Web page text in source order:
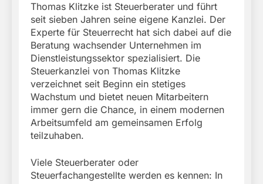
Thomas Klitzke ist Steuerberater und führt
seit sieben Jahren seine eigene Kanzlei. Der
Experte für Steuerrecht hat sich dabei auf die
Beratung wachsender Unternehmen im
Dienstleistungssektor spezialisiert. Die
Steuerkanzlei von Thomas Klitzke
verzeichnet seit Beginn ein stetiges
Wachstum und bietet neuen Mitarbeitern
immer gern die Chance, in einem modernen
Arbeitsumfeld am gemeinsamen Erfolg
teilzuhaben.
Viele Steuerberater oder
Steuerfachangestellte werden es kennen: In